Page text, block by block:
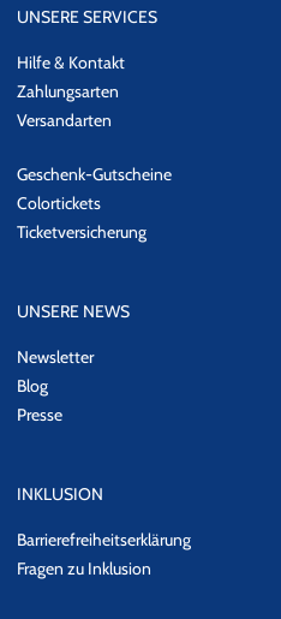
UNSERE SERVICES
Hilfe & Kontakt
Zahlungsarten
Versandarten
Geschenk-Gutscheine
Colortickets
Ticketversicherung
UNSERE NEWS
Newsletter
Blog
Presse
INKLUSION
Barrierefreiheitserklärung
Fragen zu Inklusion